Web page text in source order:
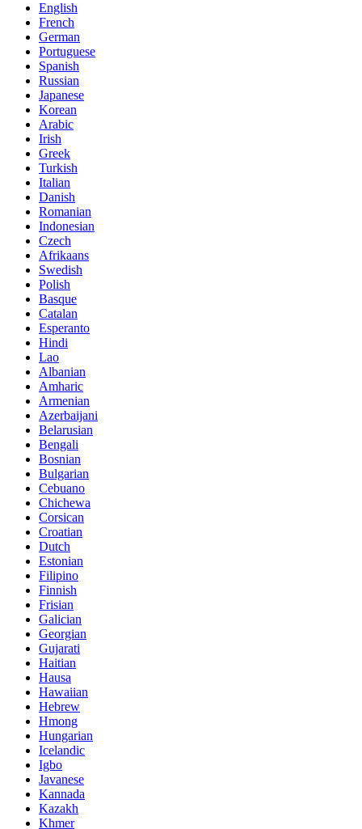
English
French
German
Portuguese
Spanish
Russian
Japanese
Korean
Arabic
Irish
Greek
Turkish
Italian
Danish
Romanian
Indonesian
Czech
Afrikaans
Swedish
Polish
Basque
Catalan
Esperanto
Hindi
Lao
Albanian
Amharic
Armenian
Azerbaijani
Belarusian
Bengali
Bosnian
Bulgarian
Cebuano
Chichewa
Corsican
Croatian
Dutch
Estonian
Filipino
Finnish
Frisian
Galician
Georgian
Gujarati
Haitian
Hausa
Hawaiian
Hebrew
Hmong
Hungarian
Icelandic
Igbo
Javanese
Kannada
Kazakh
Khmer